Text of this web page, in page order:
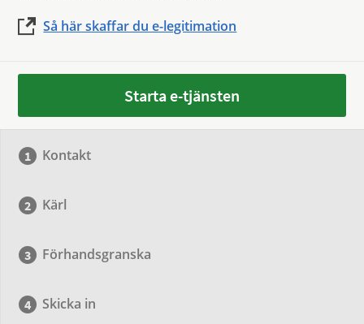
Så här skaffar du e-legitimation
Starta e-tjänsten
Kontakt
Kärl
Förhandsgranska
Skicka in